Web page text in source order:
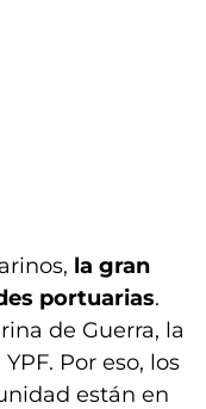
la gran
portuarias.
de Guerra, la
Por eso, los
están en